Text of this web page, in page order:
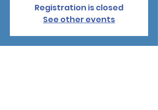
Registration is closed
See other events